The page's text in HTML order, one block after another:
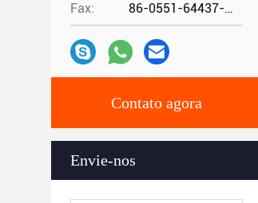
Fax: 86-0551-64437-729
Contato agora
Envie-nos